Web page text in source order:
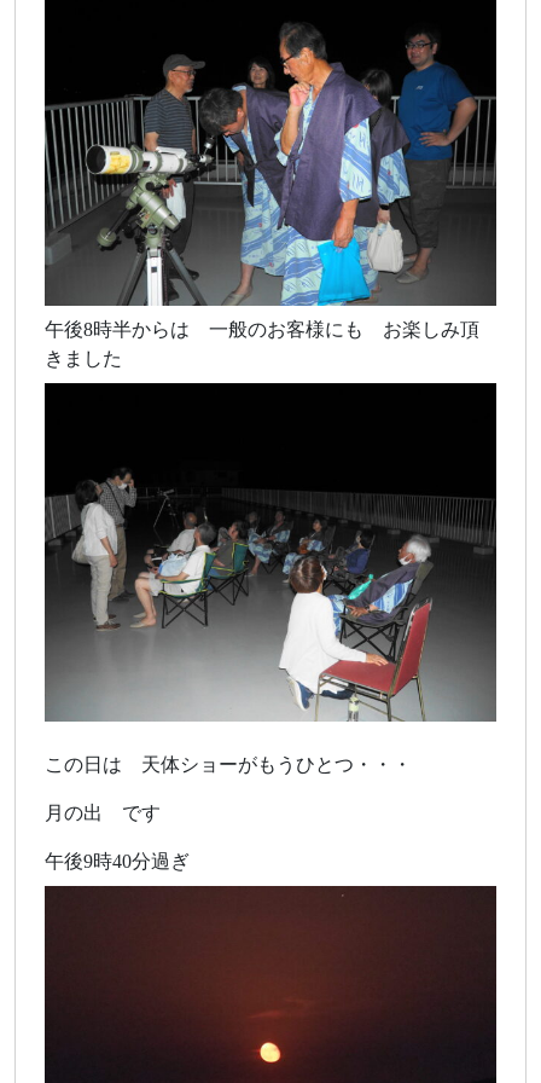
午後8時半からは 一般のお客様にも お楽しみ頂
きました
この日は 天体ショーがもうひとつ・・・
月の出 です
午後9時40分過ぎ